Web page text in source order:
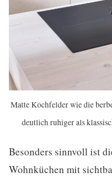
Matte Kochfelder wie die
deutlich ruhiger als
Besonders sinnvoll ist
Wohnküchen mit